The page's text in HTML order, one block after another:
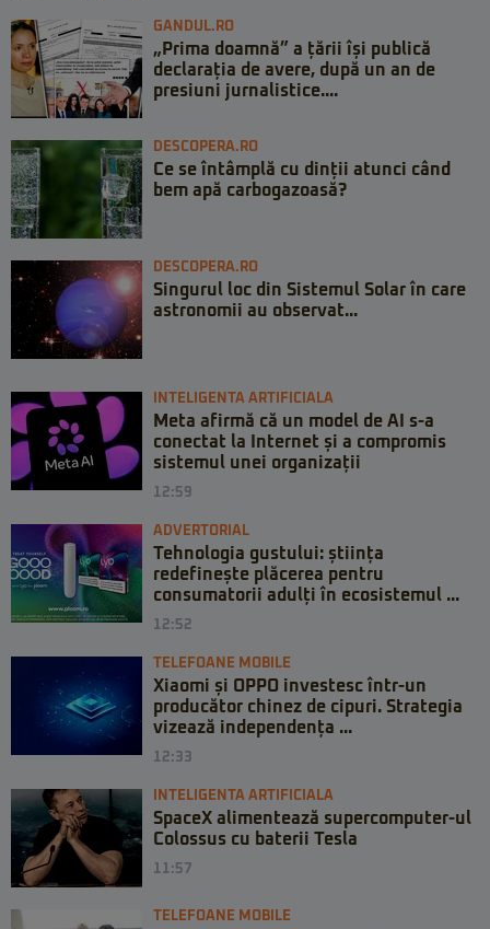
GANDUL.RO
„Prima doamnă” a țării își publică
declarația de avere, după un an de
presiuni jurnalistice....
DESCOPERA.RO
Ce se întâmplă cu dinții atunci când
bem apă carbogazoasă?
DESCOPERA.RO
Singurul loc din Sistemul Solar în care
astronomii au observat...
INTELIGENTA ARTIFICIALA
Meta afirmă că un model de AI s-a
conectat la Internet și a compromis
sistemul unei organizații
12:59
ADVERTORIAL
Tehnologia gustului: știința
redefinește plăcerea pentru
consumatorii adulți în ecosistemul ...
12:52
TELEFOANE MOBILE
Xiaomi și OPPO investesc într-un
producător chinez de cipuri. Strategia
vizează independența ...
12:33
INTELIGENTA ARTIFICIALA
SpaceX alimentează supercomputer-ul
Colossus cu baterii Tesla
11:57
TELEFOANE MOBILE